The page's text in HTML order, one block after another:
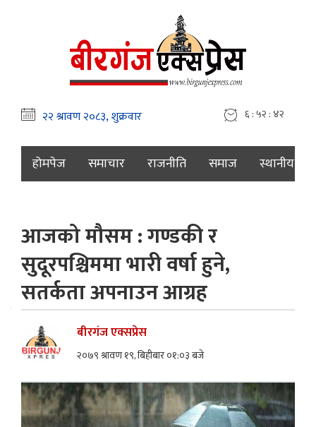
६ : ५२ : ४३
होमपेज समाचार राजनीति समाज स्थानीय
आजको मौसम : गण्डकी र
सुदूरपश्चिममा भारी वर्षा हुने,
सतर्कता अपनाउन आग्रह
बीरगंज एक्सप्रेस
२०७९ श्रावण १९, बिहीबार ०१:०३ बजे